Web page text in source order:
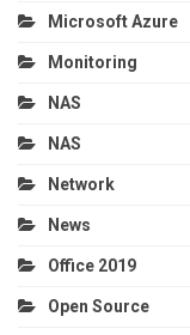
Microsoft Azure
Monitoring
NAS
NAS
Network
News
Office 2019
Open Source